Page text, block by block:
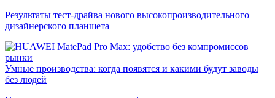
Результаты тест-драйва нового высокопроизводительного
дизайнерского планшета
рынки
Умные производства: когда появятся и какими будут заводы
без людей